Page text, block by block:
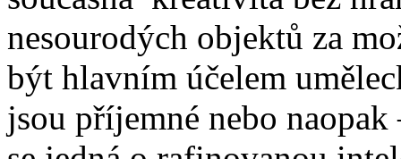
nesourodých objektů za
být hlavním účelem
jsou příjemné nebo